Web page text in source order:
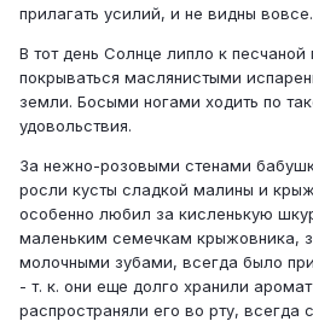
прилагать усилий, и не видны вовсе.
В тот день Солнце липло к песчаной
покрываться маслянистыми
земли. Босыми ногами ходить по
удовольствия.
За нежно-розовыми стенами
росли кусты сладкой малины и
особенно любил за кисленькую
маленьким семечкам крыжовника,
молочными зубами, всегда было
- т. к. они еще долго хранили
распространяли его во рту, всегда